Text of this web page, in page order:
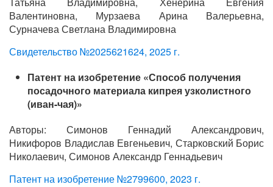
Валентиновна, Мурзаева Арина Валерьевна,
Сурначева Светлана Владимировна
Свидетельство №2025621624, 2025 г.
Патент на изобретение «Способ получения
посадочного материала кипрея узколистного
(иван-чая)»
Авторы: Симонов Геннадий Александрович,
Никифоров Владислав Евгеньевич, Старковский Борис
Николаевич, Симонов Александр Геннадьевич
Патент на изобретение №2799600, 2023 г.